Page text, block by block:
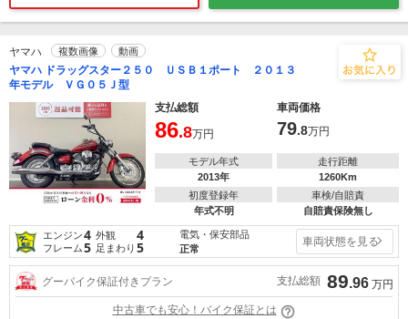
ヤマハ 複数画像 動画
ヤマハ ドラッグスター２５０ ＵＳＢ１ポート ２０１３
年モデル ＶＧ０５Ｊ型
支払総額
車両価格
86.8万円 79.8万円
モデル年式
2013年
走行距離
1260Km
初度登録年
年式不明
車検/自賠責
自賠責保険無し
エンジン4 外観 4
フレーム5 足まわり 5
電気・保安部品
正常
車両状態を見る
グーバイク保証付きプラン 支払総額 89.96 万円
中古車でも安心！バイク保証とは